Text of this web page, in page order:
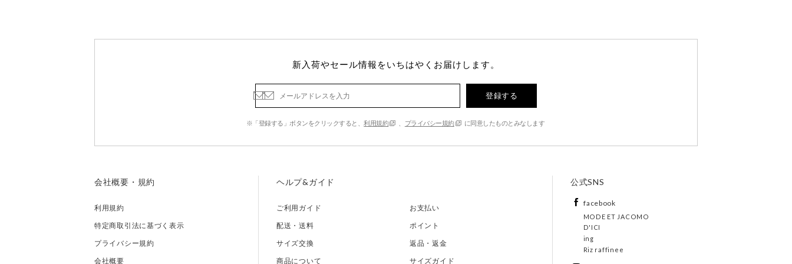
新入荷やセール情報をいちはやくお届けします。
登録する
※「登録する」ボタンをクリックすると、利用規約 プライバシー規約 に同意したものとみなします
会社概要・規約
利用規約
特定商取引法に基づく表示
プライバシー規約
会社概要
ヘルプ&ガイド
ご利用ガイド
お支払い
配送・送料
ポイント
サイズ交換
返品・返金
商品について
サイズガイド
公式SNS
facebook
MODE ET JACOMO
D'ICI
ing
Riz raffinee